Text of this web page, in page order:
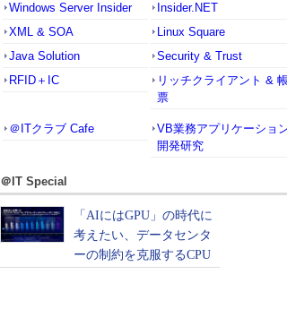
Windows Server Insider Insider.NET
XML & SOA
Linux Square
Java Solution
Security & Trust
RFID＋IC
リッチクライアント &
票
＠ITクラブ Cafe
VB業務アプリケーショ
開発研究
＠IT Special